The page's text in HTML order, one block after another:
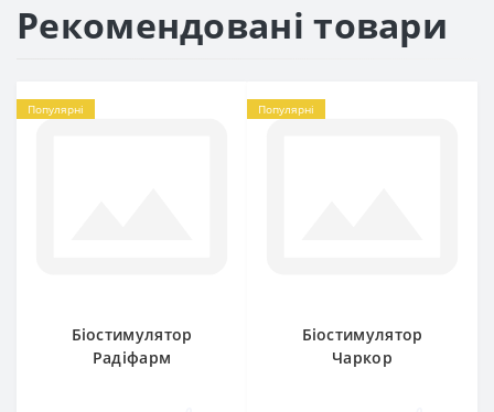
Рекомендовані товари
Популярні
Біостимулятор
Радіфарм
Популярні
Біостимулятор
Чаркор